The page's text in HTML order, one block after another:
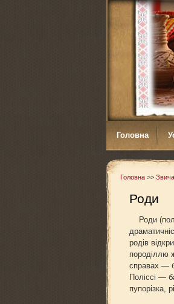
Головна
Головна >>
Роди
Роди
родів
породіллю
справах —
Поліссі —
пупорізка,